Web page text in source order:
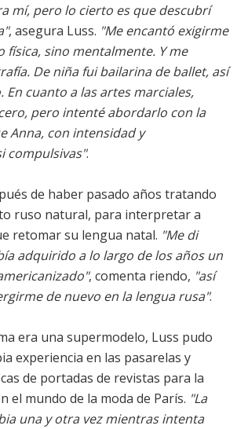
mí, pero lo cierto es que descubrí
, asegura Luss. "Me encantó exigirme
física, sino mentalmente. Y me
De niña fui bailarina de ballet, así
En cuanto a las artes marciales,
pero intenté abordarlo con la
Anna, con intensidad y
compulsivas".
de haber pasado años tratando
ruso natural, para interpretar a
retomar su lengua natal. "Me di
adquirido a lo largo de los años un
, comenta riendo, "así
de nuevo en la lengua rusa".
era una supermodelo, Luss pudo
experiencia en las pasarelas y
de portadas de revistas para la
el mundo de la moda de París. "La
una y otra vez mientras intenta